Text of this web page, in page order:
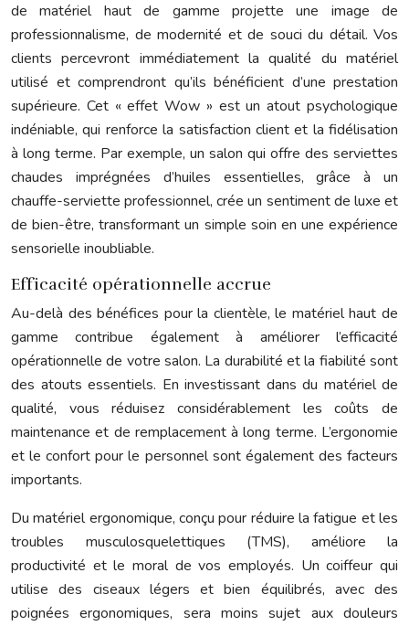
de matériel haut de gamme projette une image de
professionnalisme, de modernité et de souci du détail. Vos
clients percevront immédiatement la qualité du matériel
utilisé et comprendront qu’ils bénéficient d’une prestation
supérieure. Cet « effet Wow » est un atout psychologique
indéniable, qui renforce la satisfaction client et la fidélisation
à long terme. Par exemple, un salon qui offre des serviettes
chaudes imprégnées d’huiles essentielles, grâce à un
chauffe-serviette professionnel, crée un sentiment de luxe et
de bien-être, transformant un simple soin en une expérience
sensorielle inoubliable.
Efficacité opérationnelle accrue
Au-delà des bénéfices pour la clientèle, le matériel haut de
gamme contribue également à améliorer l’efficacité
opérationnelle de votre salon. La durabilité et la fiabilité sont
des atouts essentiels. En investissant dans du matériel de
qualité, vous réduisez considérablement les coûts de
maintenance et de remplacement à long terme. L’ergonomie
et le confort pour le personnel sont également des facteurs
importants.
Du matériel ergonomique, conçu pour réduire la fatigue et les
troubles musculosquelettiques (TMS), améliore la
productivité et le moral de vos employés. Un coiffeur qui
utilise des ciseaux légers et bien équilibrés, avec des
poignées ergonomiques, sera moins sujet aux douleurs